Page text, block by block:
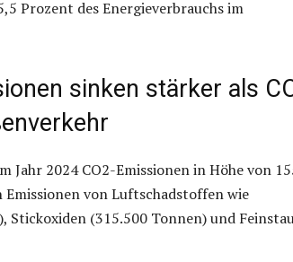
Prozent des Energieverbrauchs im
sinken stärker als
Jahr 2024 CO2-Emissionen in Höhe von
von Luftschadstoffen wie
Stickoxiden (315.500 Tonnen) und